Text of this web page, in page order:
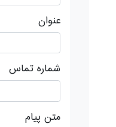
عنوان
شماره تماس
متن پیام